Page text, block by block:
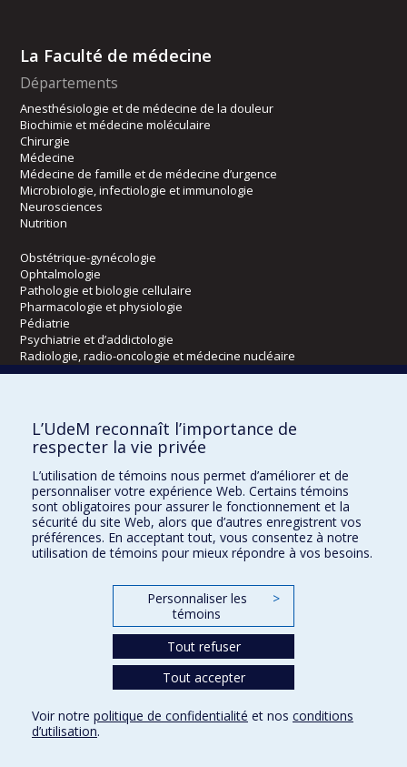
La Faculté de médecine
Départements
Anesthésiologie et de médecine de la douleur
Biochimie et médecine moléculaire
Chirurgie
Médecine
Médecine de famille et de médecine d’urgence
Microbiologie, infectiologie et immunologie
Neurosciences
Nutrition
Obstétrique-gynécologie
Ophtalmologie
Pathologie et biologie cellulaire
Pharmacologie et physiologie
Pédiatrie
Psychiatrie et d’addictologie
Radiologie, radio-oncologie et médecine nucléaire
Kinésiologie et des sciences de l’activité physique
Orthophonie et audiologie
Réadaptation
Directions
DPC
CPASS
L’UdeM reconnaît l’importance de
respecter la vie privée
L’utilisation de témoins nous permet d’améliorer et de
personnaliser votre expérience Web. Certains témoins
sont obligatoires pour assurer le fonctionnement et la
sécurité du site Web, alors que d’autres enregistrent vos
préférences. En acceptant tout, vous consentez à notre
utilisation de témoins pour mieux répondre à vos besoins.
Personnaliser les
témoins
>
Tout refuser
Tout accepter
Voir notre politique de confidentialité et nos conditions
d’utilisation.